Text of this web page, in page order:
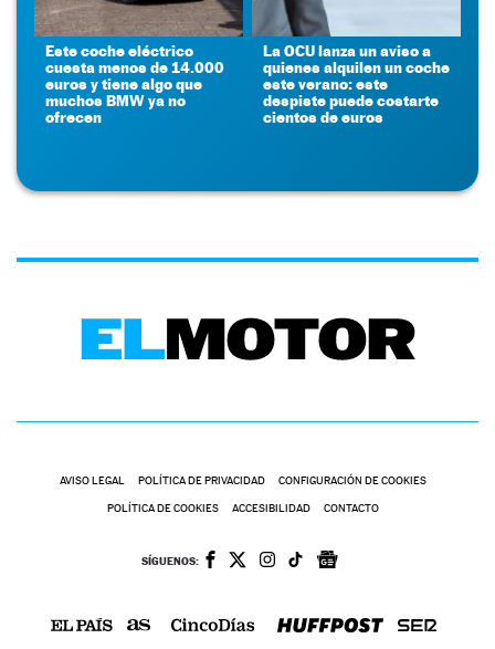
Este coche eléctrico
cuesta menos de 14.000
euros y tiene algo que
muchos BMW ya no
ofrecen
La OCU lanza un aviso a
quienes alquilen un coche
este verano: este
despiste puede costarte
cientos de euros
AVISO LEGAL POLÍTICA DE PRIVACIDAD CONFIGURACIÓN DE COOKIES
POLÍTICA DE COOKIES ACCESIBILIDAD CONTACTO
SÍGUENOS: